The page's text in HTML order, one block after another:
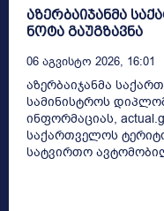
აზერბაიჯანმა
ნოტა გაუგზავნა
06 Აგვისტო 2026, 16:01
აზერბაიჯანმა
სამინისტროს
ინფორმაციას,
საქართველოს
სატვირთო